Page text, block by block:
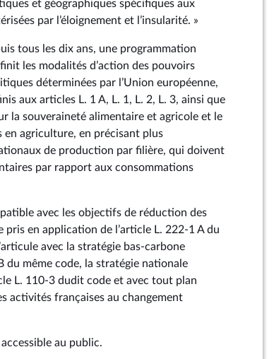
et géographiques spécifiques aux
par l’éloignement et l’insularité. »
tous les dix ans, une programmation
les modalités d’action des pouvoirs
déterminées par l’Union européenne,
aux articles L. 1 A, L. 1, L. 2, L. 3, ainsi que
la souveraineté alimentaire et agricole et le
en agriculture, en précisant plus
de production par filière, qui doivent
par rapport aux consommations
avec les objectifs de réduction des
pris en application de l’article L. 222‑1 A du
avec la stratégie bas-carbone
du même code, la stratégie nationale
L. 110‑3 dudit code et avec tout plan
activités françaises au changement
au public.